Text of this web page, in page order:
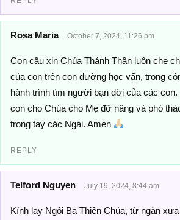
Rosa Maria October 7, 2024, 11:26 pm
Con cầu xin Chúa Thánh Thần luôn che
của con trên con đường học vấn, trong
hành trình tìm người bạn đời của các con.
con cho Chúa cho Mẹ đỡ nâng và phó
trong tay các Ngài. Amen
REPLY
Telford Nguyen July 19, 2024, 8:44 am
Kính lạy Ngôi Ba Thiên Chúa, từ ngàn